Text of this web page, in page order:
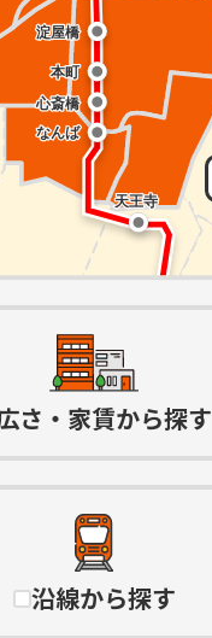
さ・家賃から探す
沿線から探す